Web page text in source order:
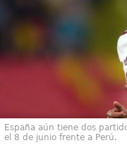
España aún tiene dos
el 8 de junio frente a Perú.